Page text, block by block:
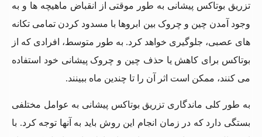
تزریق بوتاکس پیشانی به طور موقتی از انقباض ماهیچه ها و به
وجود آمدن چین و چروک بین ابروها با مسدود کردن تمامی تکانه
های عصبی، جلوگیری خواهد کرد. به طور متوسط، افرادی که از
بوتاکس برای کاهش یا حذف چین و چروک پیشانی خود استفاده
می کنند، ممکن است اثر آن را تا چندین ماه ببینند.
به طور کلی ماندگاری تزریق بوتاکس پیشانی به عوامل مختلفی
بستگی دارد که در زمان انجام این روش باید به آنها توجه کرد. با